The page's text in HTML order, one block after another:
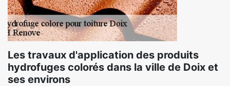
Les travaux d'application des produits
hydrofuges colorés dans la ville de Doix et
ses environs